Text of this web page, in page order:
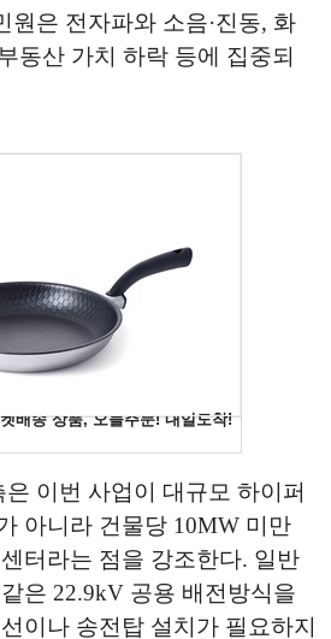
원은 전자파와 소음·진동, 화
동산 가치 하락 등에 집중되
이번 사업이 대규모 하이퍼
아니라 건물당 10MW 미만
터라는 점을 강조한다. 일반
은 22.9kV 공용 배전방식을
이나 송전탑 설치가 필요하지